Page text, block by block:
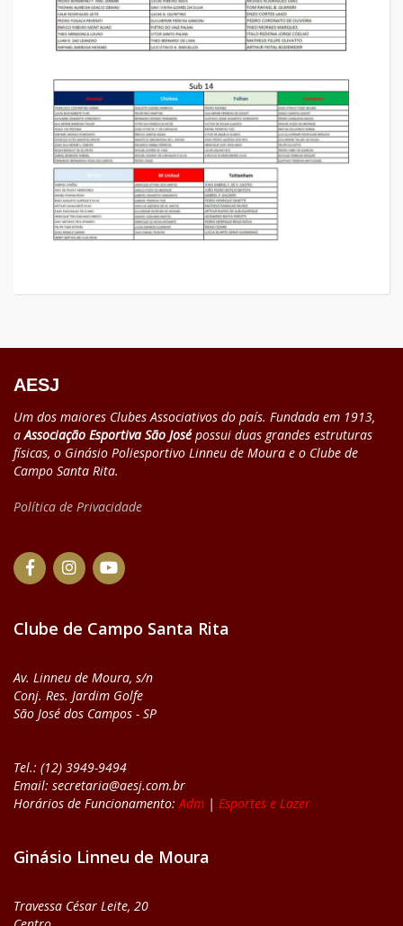
AESJ
Um dos maiores Clubes Associativos do país. Fundada em 1913,
aAssociação Esportiva São Josépossui duas grandes estruturas
físicas, o Ginásio Poliesportivo Linneu de Moura e o Clube de
Campo Santa Rita.
Política de Privacidade
Clube de Campo Santa Rita
Av. Linneu de Moura, s/n
Conj. Res. Jardim Golfe
São José dos Campos - SP
Tel.: (12) 3949-9494
Email: secretaria@aesj.com.br
Horários de Funcionamento: Adm | Esportes e Lazer
Ginásio Linneu de Moura
Travessa César Leite, 20